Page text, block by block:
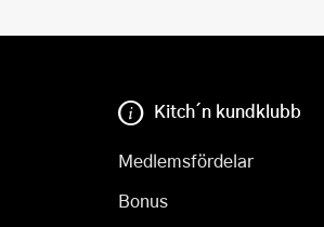
Kitch´n kundklubb
Medlemsfördelar
Bonus